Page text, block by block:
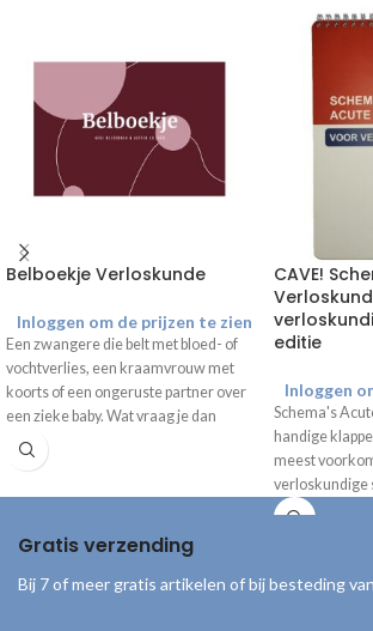
Belboekje Verloskunde
Inloggen om de prijzen te zien
Een zwangere die belt met bloed- of
vochtverlies, een kraamvrouw met
koorts of een ongeruste partner over
een zieke baby. Wat vraag je dan
allemaal uit? In het Belboekje vind je
adviezen.
CAVE!
editie
Inloggen
Schema's
handige
meest
verloskundige
opgenomen.
Gratis verzending
Bij 7 of meer gratis artikelen of bij besteding